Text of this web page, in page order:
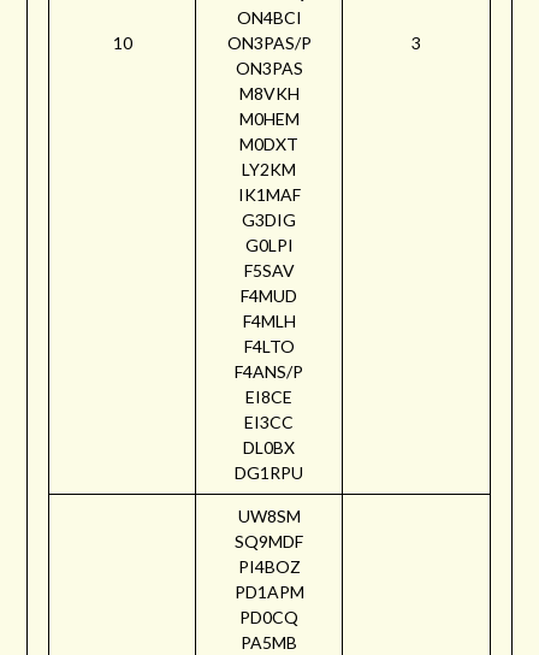
10
ON4BCI
ON3PAS/P
ON3PAS
M8VKH
M0HEM
M0DXT
LY2KM
IK1MAF
G3DIG
G0LPI
F5SAV
F4MUD
F4MLH
F4LTO
F4ANS/P
EI8CE
EI3CC
DL0BX
DG1RPU
3
UW8SM
SQ9MDF
PI4BOZ
PD1APM
PD0CQ
PA5MB